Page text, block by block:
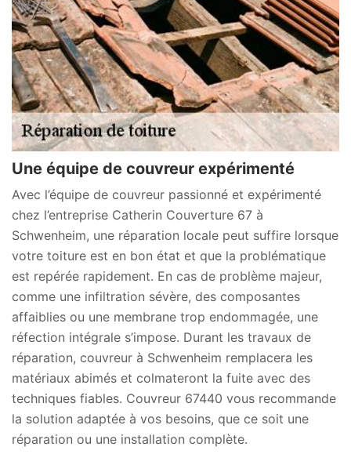
Une équipe de couvreur expérimenté
Avec l’équipe de couvreur passionné et expérimenté
chez l’entreprise Catherin Couverture 67 à
Schwenheim, une réparation locale peut suffire lorsque
votre toiture est en bon état et que la problématique
est repérée rapidement. En cas de problème majeur,
comme une infiltration sévère, des composantes
affaiblies ou une membrane trop endommagée, une
réfection intégrale s’impose. Durant les travaux de
réparation, couvreur à Schwenheim remplacera les
matériaux abimés et colmateront la fuite avec des
techniques fiables. Couvreur 67440 vous recommande
la solution adaptée à vos besoins, que ce soit une
réparation ou une installation complète.